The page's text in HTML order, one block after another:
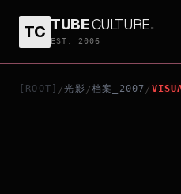
TC TUBECULTURE.
EST. 2006
[ROOT] /光影 /档案_2007 /
HOOKED ON YOU